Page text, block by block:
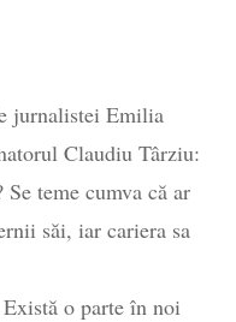
înlăturat din Iași
jurnalistei Emilia
Claudiu Târziu:
teme cumva că ar
săi, iar cariera sa
o parte în noi